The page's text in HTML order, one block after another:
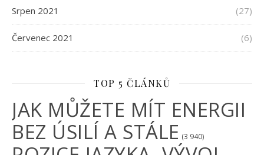
Srpen 2021 (27)
Červenec 2021 (6)
TOP 5 ČLÁNKŮ
JAK MŮŽETE MÍT ENERGII
BEZ ÚSILÍ A STÁLE (3 940)